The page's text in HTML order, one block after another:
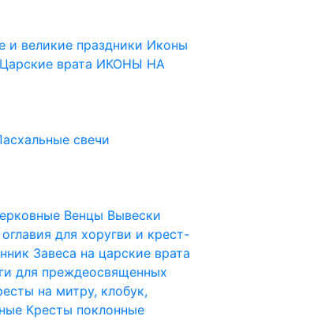
и великие праздники Иконы
врата ИКОНЫ НА
свечи
Венцы Вывески
для хоругви и крест-
Завеса на царские врата
для преждеосвященных
на митру, клобук,
Кресты поклонные